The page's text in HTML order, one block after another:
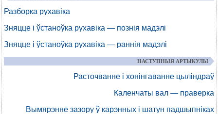
Разборка рухавіка
Зняцце і ўстаноўка рухавіка — познія мадэлі
Зняцце і ўстаноўка рухавіка — раннія мадэлі
НАСТУПНЫЯ АРТЫКУЛЫ
Расточванне і хонінгаванне цыліндраў
Каленчаты вал — праверка
Вымярэнне зазору ў карэнных і шатун падшыпніках